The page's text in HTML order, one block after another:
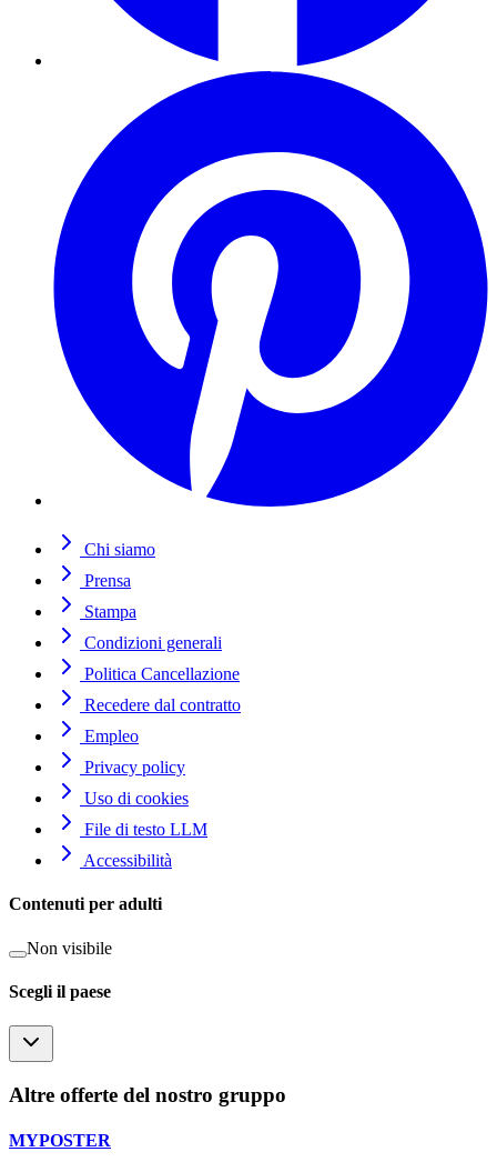
Chi siamo
Prensa
Stampa
Condizioni generali
Politica Cancellazione
Recedere dal contratto
Empleo
Privacy policy
Uso di cookies
File di testo LLM
Accessibilità
Contenuti per adulti
Non visibile
Scegli il paese
Altre offerte del nostro gruppo
MYPOSTER